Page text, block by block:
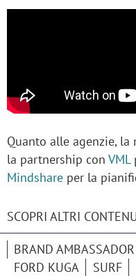
Quanto alle agenzie,
la partnership con VML
Mindshare per la
SCOPRI ALTRI
BRAND AMBASSADOR
FORD KUGA
SURF